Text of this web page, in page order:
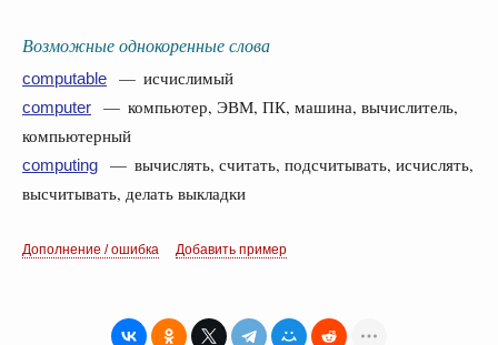
Возможные однокоренные слова
computable — исчислимый
computer
— компьютер, ЭВМ, ПК, машина, вычислитель,
компьютерный
computing
— вычислять, считать, подсчитывать, исчислять,
высчитывать, делать выкладки
Дополнение / ошибка Добавить пример